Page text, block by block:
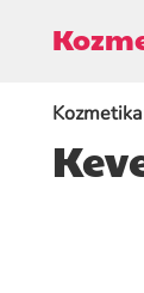
Kozmetika